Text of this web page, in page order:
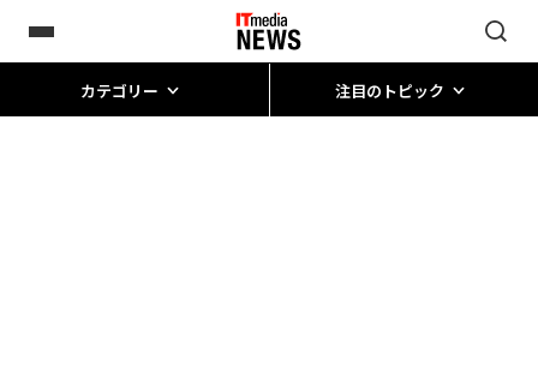
カテゴリー 注目のトピック